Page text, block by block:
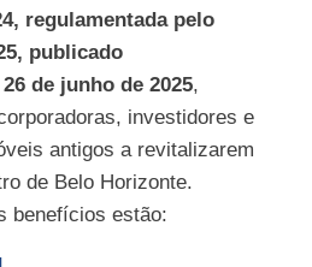
regulamentada pelo
publicado
de junho de 2025,
investidores e
antigos a revitalizarem
de Belo Horizonte.
benefícios estão: